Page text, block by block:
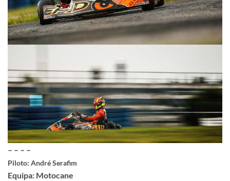
– – – –
Piloto: André Serafim
Equipa: Motocane